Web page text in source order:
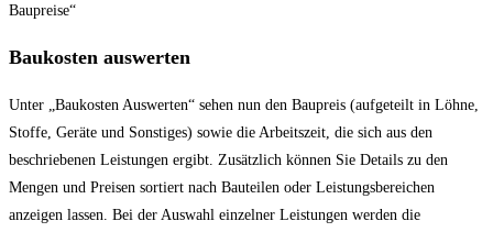
Baupreise“
Baukosten auswerten
Unter „Baukosten Auswerten“ sehen nun den Baupreis (aufgeteilt in Löhne,
Stoffe, Geräte und Sonstiges) sowie die Arbeitszeit, die sich aus den
beschriebenen Leistungen ergibt. Zusätzlich können Sie Details zu den
Mengen und Preisen sortiert nach Bauteilen oder Leistungsbereichen
anzeigen lassen. Bei der Auswahl einzelner Leistungen werden die